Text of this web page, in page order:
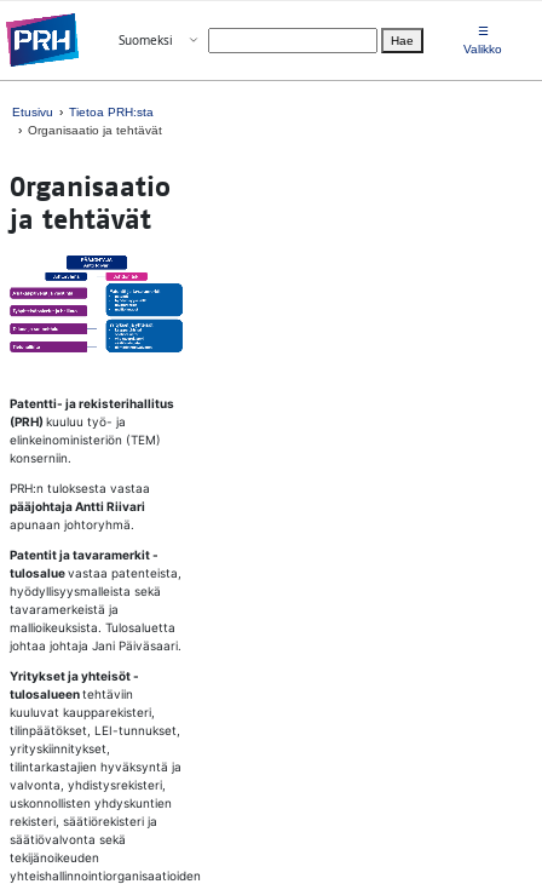
Valitse kieli
Suomeksi Avaa valikko Hae
☰
Valikko
Etusivu
Tietoa PRH:sta
Organisaatio ja tehtävät
Or­ga­ni­saa­tio
ja teh­tä­vät
Patentti- ja rekisterihallitus
(PRH)kuuluu työ- ja
elinkeinoministeriön (TEM)
konserniin.
PRH:n tuloksesta vastaa
pääjohtaja Antti Riivari
apunaan johtoryhmä.
Patentit ja tavaramerkit -
tulosaluevastaa patenteista,
hyödyllisyysmalleista sekä
tavaramerkeistä ja
mallioikeuksista. Tulosaluetta
johtaa johtaja Jani Päiväsaari.
Yritykset ja yhteisöt -
tulosalueentehtäviin
kuuluvat kaupparekisteri,
tilinpäätökset, LEI-tunnukset,
yrityskiinnitykset,
tilintarkastajien hyväksyntä ja
valvonta, yhdistysrekisteri,
uskonnollisten yhdyskuntien
rekisteri, säätiörekisteri ja
säätiövalvonta sekä
tekijänoikeuden
yhteishallinnointiorganisaatioiden